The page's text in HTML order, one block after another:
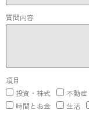
質問内容
項目
投資・株式
不動産
時間とお金
生活